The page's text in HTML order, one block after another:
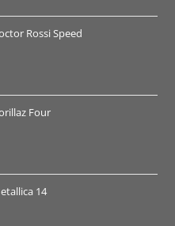
€Rossi Speed
€ Four
€
14